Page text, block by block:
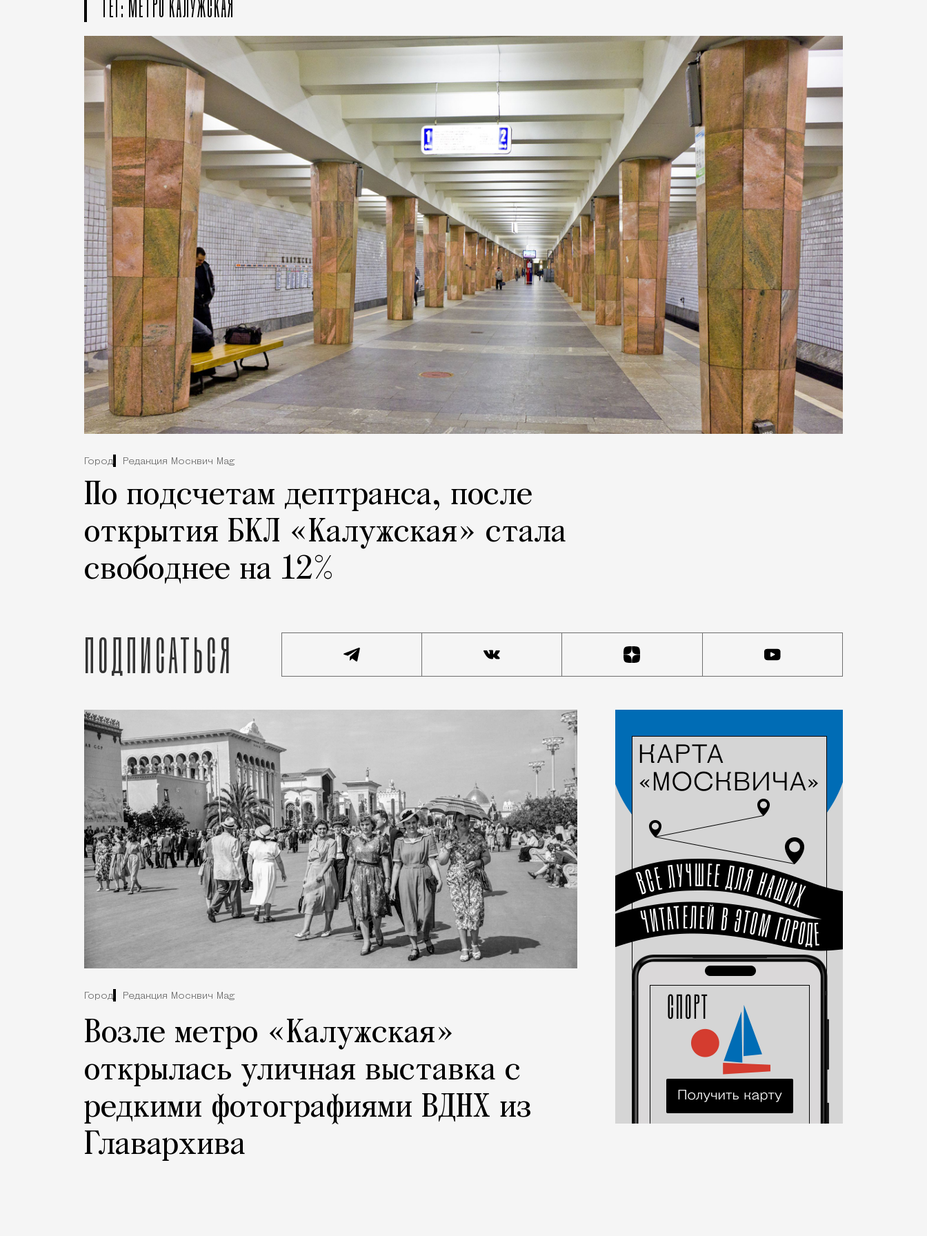
Город Редакция Москвич Mag
По подсчетам дептранса, после
открытия БКЛ «Калужская» стала
свободнее на 12%
Подписаться
Город Редакция Москвич Mag
Возле метро «Калужская»
открылась уличная выставка с
редкими фотографиями ВДНХ из
Главархива